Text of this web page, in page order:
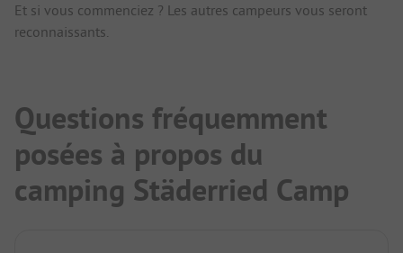
Et si vous commenciez ? Les autres campeurs vous seront
reconnaissants.
Questions fréquemment
posées à propos du
camping Städerried Camp